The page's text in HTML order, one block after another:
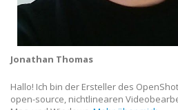
Jonathan Thomas
Hallo! Ich bin der Ersteller des
open-source, nichtlinearen